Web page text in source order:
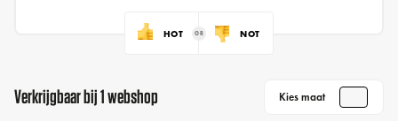
HOT NOT
Verkrijgbaar bij 1 webshop Kies maat